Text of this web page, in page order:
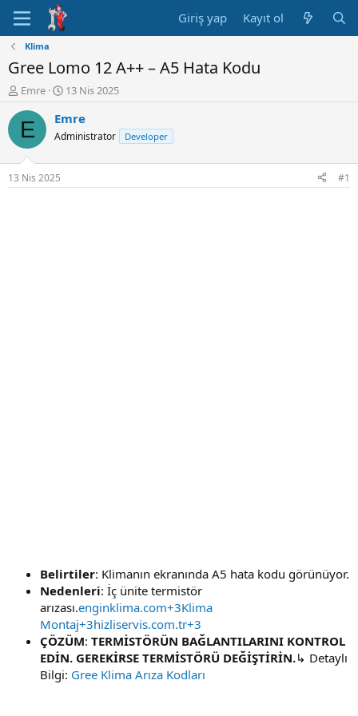
Giriş yap Kayıt ol
Klima
Gree Lomo 12 A++ – A5 Hata Kodu
K
n
u
y
u
B
a
Emre
B
ş
l
n
ı
13 Nis 2025
E Emre
Administrator Developer
13 Nis 2025 #1
Belirtiler: Klimanın ekranında A5 hata kodu görünüyor.
Nedenleri: İç ünite termistör
arızası.enginklima.com+3Klima
Montaj+3hizliservis.com.tr+3
ÇÖZÜM: TERMİSTÖRÜN BAĞLANTILARINI KONTROL
EDİN. GEREKİRSE TERMİSTÖRÜ DEĞİŞTİRİN.↳ Detaylı
Bilgi: Gree Klima Arıza Kodları